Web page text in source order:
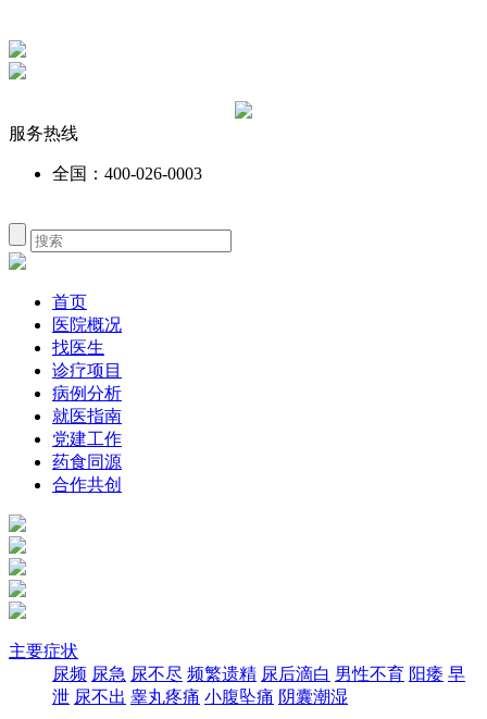
服务热线
全国：400-026-0003
首页
医院概况
找医生
诊疗项目
病例分析
就医指南
党建工作
药食同源
合作共创
主要症状
尿频 尿急 尿不尽 频繁遗精 尿后滴白 男性不育 阳痿 早
泄 尿不出 睾丸疼痛 小腹坠痛 阴囊潮湿